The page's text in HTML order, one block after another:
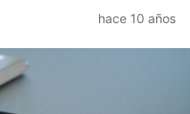
hace 10 años